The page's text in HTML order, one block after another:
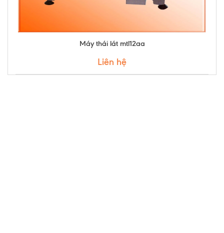
Máy thái lát mtl12aa
Liên hệ